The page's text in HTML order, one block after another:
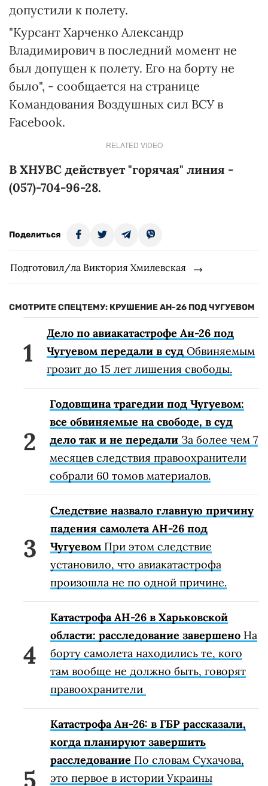
допустили к полету.
"Курсант Харченко Александр
Владимирович в последний момент не
был допущен к полету. Его на борту не
было", - сообщается на странице
Командования Воздушных сил ВСУ в
Facebook.
RELATED VIDEO
В ХНУВС действует "горячая" линия -
(057)-704-96-28.
Поделиться
Подготовил/ла Виктория Хмилевская
СМОТРИТЕ СПЕЦТЕМУ: КРУШЕНИЕ АН-26 ПОД ЧУГУЕВОМ
Дело по авиакатастрофе Ан-26 под
Чугуевом передали в суд Обвиняемым
грозит до 15 лет лишения свободы.
Годовщина трагедии под Чугуевом:
все обвиняемые на свободе, в суд
дело так и не передали За более чем 7
месяцев следствия правоохранители
собрали 60 томов материалов.
Следствие назвало главную причину
падения самолета АН-26 под
Чугуевом При этом следствие
установило, что авиакатастрофа
произошла не по одной причине.
Катастрофа АН-26 в Харьковской
области: расследование завершено На
борту самолета находились те, кого
там вообще не должно быть, говорят
правоохранители
Катастрофа Ан-26: в ГБР рассказали,
когда планируют завершить
расследование По словам Сухачова,
это первое в истории Украины